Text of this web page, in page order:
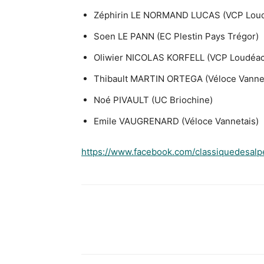
Zéphirin LE NORMAND LUCAS (VCP
Soen LE PANN (EC Plestin Pays Trégor)
Oliwier NICOLAS KORFELL (VCP
Thibault MARTIN ORTEGA (Véloce
Noé PIVAULT (UC Briochine)
Emile VAUGRENARD (Véloce Vannetais)
https://www.facebook.com/